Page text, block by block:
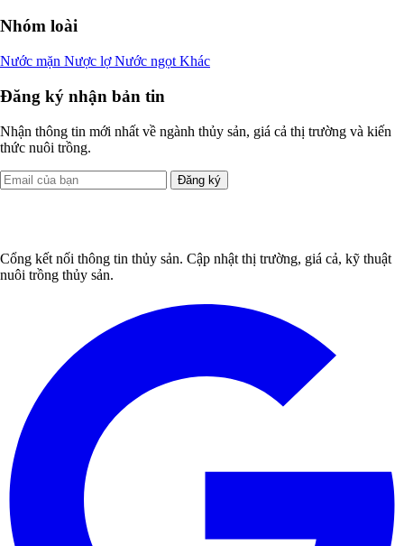
Nhóm loài
Nước mặn Nược lợNước ngọt Khác
Đăng ký nhận bản tin
Nhận thông tin mới nhất về ngành thủy sản, giá cả thị trường và kiến
thức nuôi trồng.
Đăng ký
Cổng kết nối thông tin thủy sản. Cập nhật thị trường, giá cả, kỹ thuật
nuôi trồng thủy sản.